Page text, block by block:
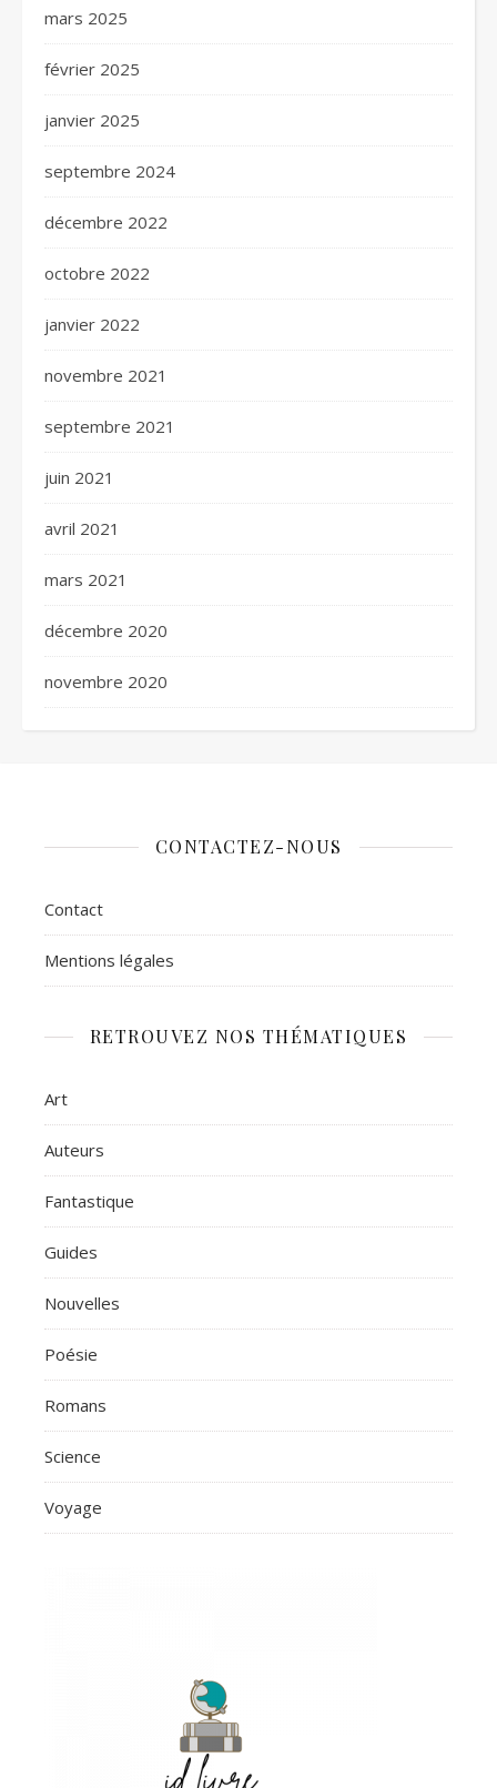
mars 2025
février 2025
janvier 2025
septembre 2024
décembre 2022
octobre 2022
janvier 2022
novembre 2021
septembre 2021
juin 2021
avril 2021
mars 2021
décembre 2020
novembre 2020
CONTACTEZ-NOUS
Contact
Mentions légales
RETROUVEZ NOS THÉMATIQUES
Art
Auteurs
Fantastique
Guides
Nouvelles
Poésie
Romans
Science
Voyage